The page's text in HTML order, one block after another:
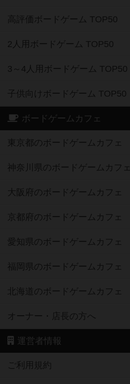
高評価ボードゲーム TOP50
2人用ボードゲーム TOP50
3～4人用ボードゲーム TOP50
子供向けボードゲーム TOP50
ボードゲームカフェ
東京都のボードゲームカフェ
神奈川県のボードゲームカフェ
大阪府のボードゲームカフェ
京都府のボードゲームカフェ
愛知県のボードゲームカフェ
福岡県のボードゲームカフェ
北海道のボードゲームカフェ
オーナー・店長の方へ
運営者情報
ご利用規約